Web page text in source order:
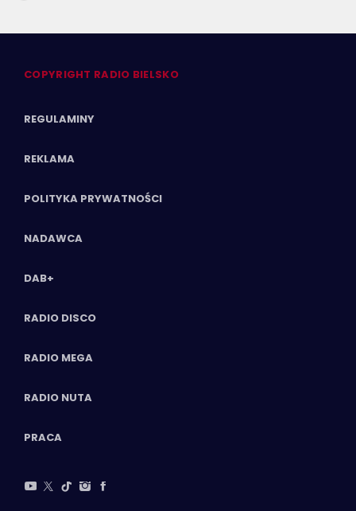
COPYRIGHT RADIO BIELSKO
REGULAMINY
REKLAMA
POLITYKA PRYWATNOŚCI
NADAWCA
DAB+
RADIO DISCO
RADIO MEGA
RADIO NUTA
PRACA